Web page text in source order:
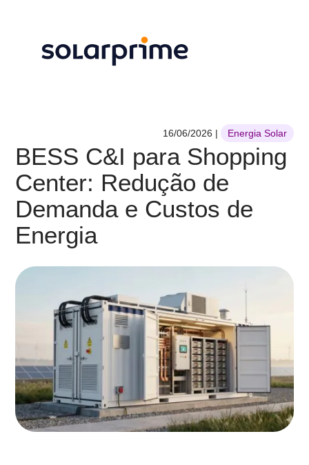
BESS C&I para Shopping
Center: Redução de
Demanda e Custos de
Energia
16/06/2026 | Energia Solar